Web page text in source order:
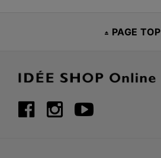
PAGE TOP